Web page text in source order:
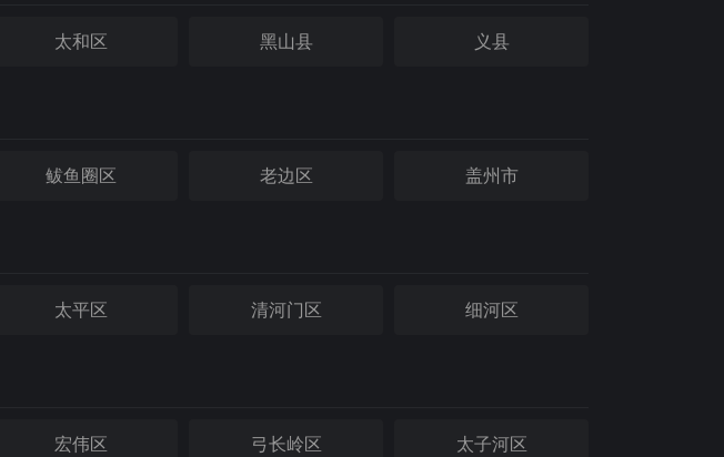
太和区 黑山县 义县
鲅鱼圈区 老边区 盖州市
太平区 清河门区 细河区
宏伟区 弓长岭区 太子河区